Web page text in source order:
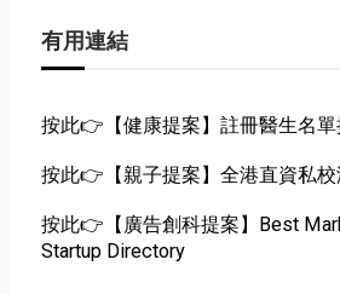
有用連結
按此👉【健康提案】註冊醫生名單
按此👉【親子提案】全港直資私
按此👉【廣告創科提案】Best
Startup Directory